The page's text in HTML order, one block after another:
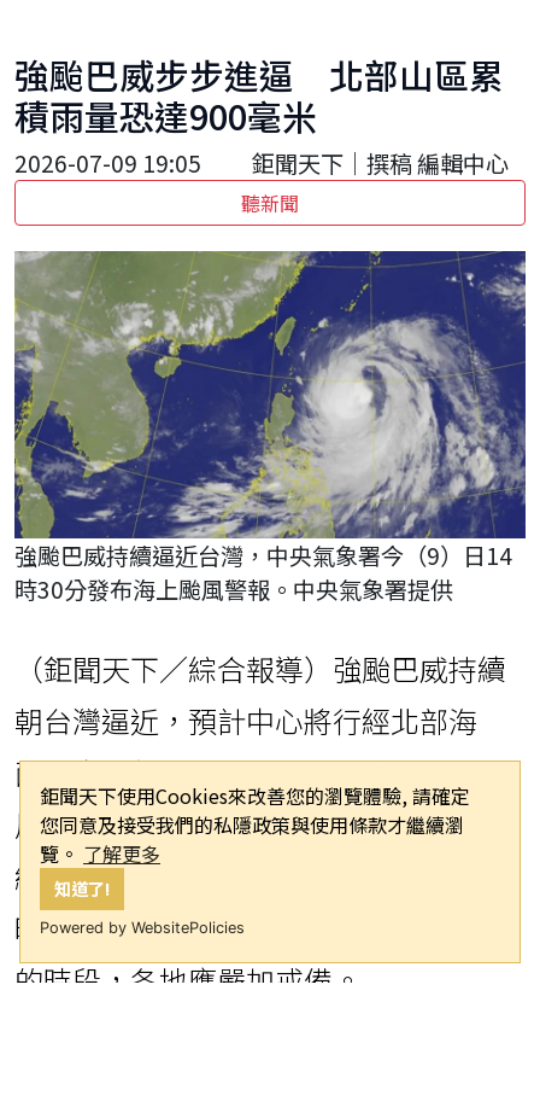
鉅聞天下使用Cookies來改善您的瀏覽體驗, 請確定
您同意及接受我們的私隱政策與使用條款才繼續瀏
覽。 了解更多
知道了!
Powered by WebsitePolicies
強颱巴威步步進逼 北部山區累
積雨量恐達900毫米
2026-07-09 19:05 鉅聞天下｜撰稿 編輯中心
聽新聞
強颱巴威持續逼近台灣，中央氣象署今（9）日14
時30分發布海上颱風警報。中央氣象署提供
（鉅聞天下／綜合報導）強颱巴威持續
朝台灣逼近，預計中心將行經北部海
面，中央氣象署今日下午已發布海上颱
風警報，並研判明日凌晨至清晨間將接
續發布陸上颱風警報。氣象署評估，明
晚至11日將是巴威對台灣影響最為劇烈
的時段，各地應嚴加戒備。